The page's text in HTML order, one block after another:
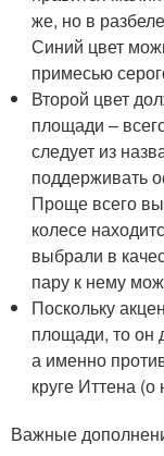
же, но в
Синий цвет
примесью
Второй цвет
площади –
следует из
поддерживать
Проще всего
колесе
выбрали в
пару к нему
Поскольку
площади, то он
а именно
круге Иттена
Важные